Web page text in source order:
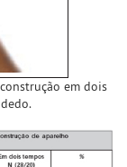
em dois